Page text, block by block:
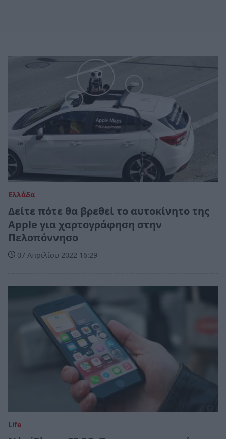
Ελλάδα
Δείτε πότε θα βρεθεί το αυτοκίνητο της
Apple για χαρτογράφηση στην
Πελοπόννησο
07 Απριλίου 2022 16:29
Life